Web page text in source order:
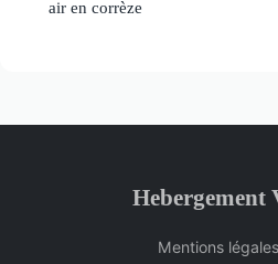
air en corrèze
Hebergement
Mentions légales